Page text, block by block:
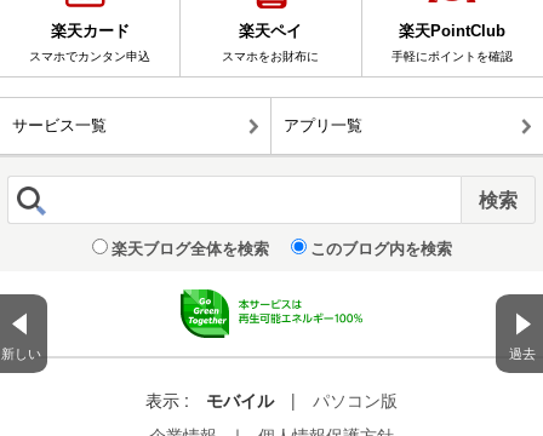
新しい 過去
楽天カード
スマホでカンタン申込
楽天ペイ
スマホをお財布に
楽天PointClub
手軽にポイントを確認
サービス一覧 アプリ一覧
楽天ブログ全体を検索 このブログ内を検索
表示 : モバイル |
パソコン版